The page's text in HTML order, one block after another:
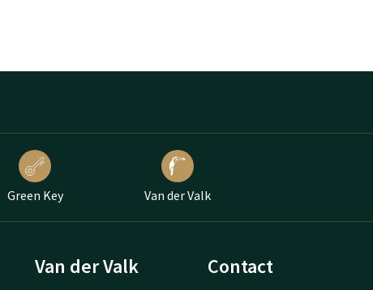
Green Key Van der Valk
Van der Valk Contact